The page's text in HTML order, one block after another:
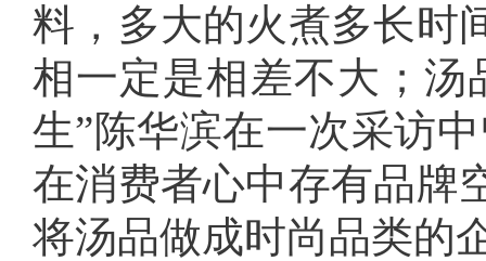
料，多大的火煮多长时
相一定是相差不大；汤
生”陈华滨在一次采访
在消费者心中存有品牌
将汤品做成时尚品类的